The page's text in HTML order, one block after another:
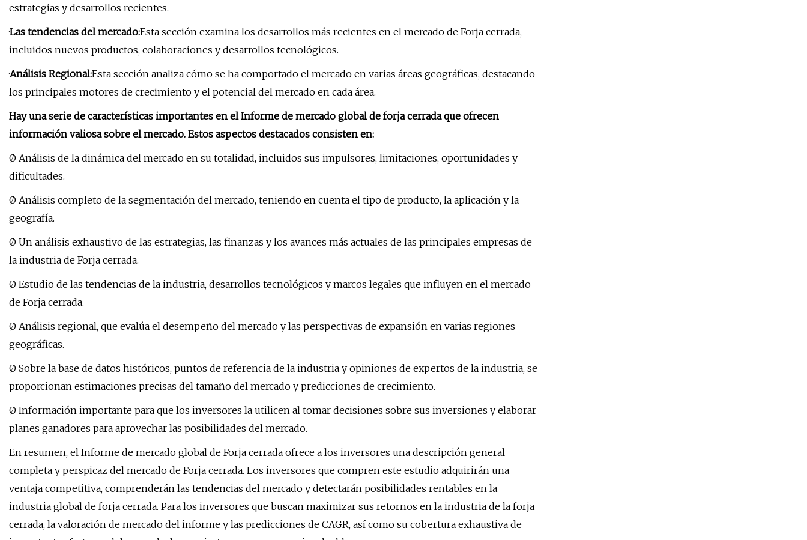
estrategias y desarrollos recientes.
·Las tendencias del mercado:Esta sección examina los desarrollos más recientes en el mercado de Forja cerrada,
incluidos nuevos productos, colaboraciones y desarrollos tecnológicos.
·Análisis Regional:Esta sección analiza cómo se ha comportado el mercado en varias áreas geográficas, destacando
los principales motores de crecimiento y el potencial del mercado en cada área.
Hay una serie de características importantes en el Informe de mercado global de forja cerrada que ofrecen
información valiosa sobre el mercado. Estos aspectos destacados consisten en:
Ø Análisis de la dinámica del mercado en su totalidad, incluidos sus impulsores, limitaciones, oportunidades y
dificultades.
Ø Análisis completo de la segmentación del mercado, teniendo en cuenta el tipo de producto, la aplicación y la
geografía.
Ø Un análisis exhaustivo de las estrategias, las finanzas y los avances más actuales de las principales empresas de
la industria de Forja cerrada.
Ø Estudio de las tendencias de la industria, desarrollos tecnológicos y marcos legales que influyen en el mercado
de Forja cerrada.
Ø Análisis regional, que evalúa el desempeño del mercado y las perspectivas de expansión en varias regiones
geográficas.
Ø Sobre la base de datos históricos, puntos de referencia de la industria y opiniones de expertos de la industria, se
proporcionan estimaciones precisas del tamaño del mercado y predicciones de crecimiento.
Ø Información importante para que los inversores la utilicen al tomar decisiones sobre sus inversiones y elaborar
planes ganadores para aprovechar las posibilidades del mercado.
En resumen, el Informe de mercado global de Forja cerrada ofrece a los inversores una descripción general
completa y perspicaz del mercado de Forja cerrada. Los inversores que compren este estudio adquirirán una
ventaja competitiva, comprenderán las tendencias del mercado y detectarán posibilidades rentables en la
industria global de forja cerrada. Para los inversores que buscan maximizar sus retornos en la industria de la forja
cerrada, la valoración de mercado del informe y las predicciones de CAGR, así como su cobertura exhaustiva de